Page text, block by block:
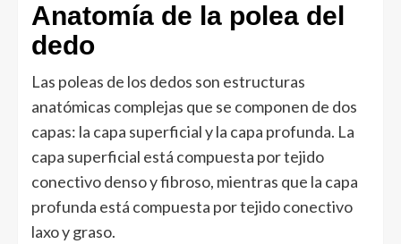
Anatomía de la polea del
dedo
Las poleas de los dedos son estructuras
anatómicas complejas que se componen de dos
capas: la capa superficial y la capa profunda. La
capa superficial está compuesta por tejido
conectivo denso y fibroso, mientras que la capa
profunda está compuesta por tejido conectivo
laxo y graso.